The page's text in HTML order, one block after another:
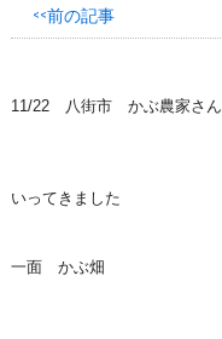
<<前の記事
11/22 八街市 かぶ農家さん
いってきました
一面 かぶ畑